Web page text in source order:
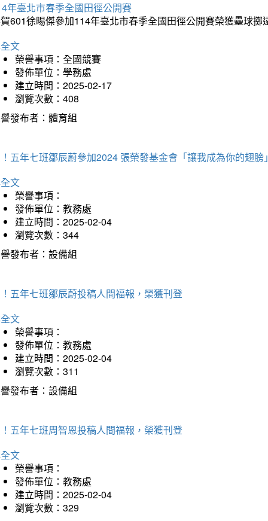
年臺北市春季全國田徑公開賽
601徐晹傑參加114年臺北市春季全國田徑公開賽榮獲壘球擲
文
榮譽事項：全國競賽
發佈單位：學務處
建立時間：2025-02-17
瀏覽次數：408
發布者：體育組
五年七班鄒辰蔚參加2024 張榮發基金會「讓我成為你的翅
文
榮譽事項：
發佈單位：教務處
建立時間：2025-02-04
瀏覽次數：344
發布者：設備組
五年七班鄒辰蔚投稿人間福報，榮獲刊登
文
榮譽事項：
發佈單位：教務處
建立時間：2025-02-04
瀏覽次數：311
發布者：設備組
五年七班周智恩投稿人間福報，榮獲刊登
文
榮譽事項：
發佈單位：教務處
建立時間：2025-02-04
瀏覽次數：329